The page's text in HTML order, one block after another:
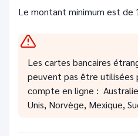
Le montant minimum est de
Les cartes bancaires
peuvent pas être
compte en ligne :
Unis, Norvège, Mexique,